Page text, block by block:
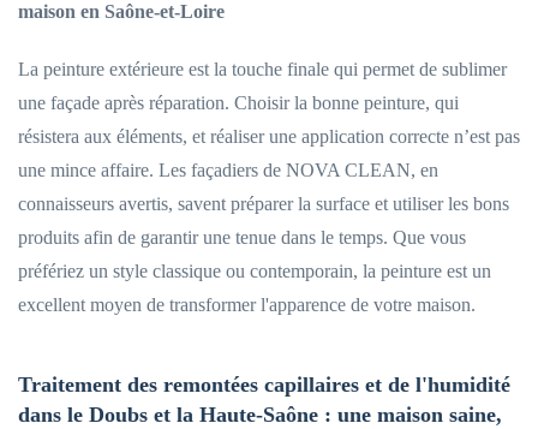
maison en Saône-et-Loire
La peinture extérieure est la touche finale qui permet de sublimer
une façade après réparation. Choisir la bonne peinture, qui
résistera aux éléments, et réaliser une application correcte n’est pas
une mince affaire. Les façadiers de NOVA CLEAN, en
connaisseurs avertis, savent préparer la surface et utiliser les bons
produits afin de garantir une tenue dans le temps. Que vous
préfériez un style classique ou contemporain, la peinture est un
excellent moyen de transformer l'apparence de votre maison.
Traitement des remontées capillaires et de l'humidité
dans le Doubs et la Haute-Saône : une maison saine,